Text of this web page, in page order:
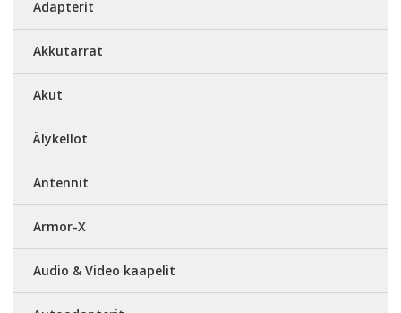
Adapterit
Akkutarrat
Akut
Älykellot
Antennit
Armor-X
Audio & Video kaapelit